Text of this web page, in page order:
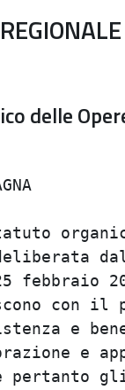
delle
(RA),
5 del
e che